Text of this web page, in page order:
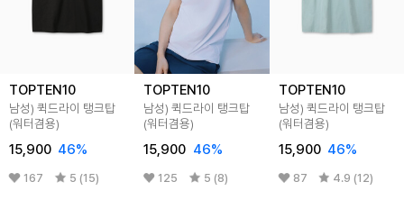
TOPTEN10
남성) 퀵드라이 탱크탑
(워터겸용)
15,900 46%
167 5 (15)
TOPTEN10
남성) 퀵드라이 탱크탑
(워터겸용)
15,900 46%
125 5 (8)
TOPTEN10
남성) 퀵드라이 탱크탑
(워터겸용)
15,900 46%
87 4.9 (12)